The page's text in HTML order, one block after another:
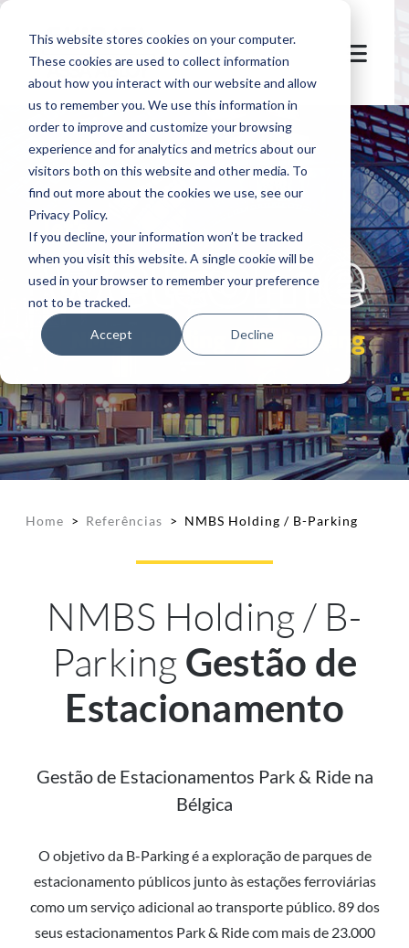
This website stores cookies on your computer.
These cookies are used to collect information
about how you interact with our website and allow
us to remember you. We use this information in
order to improve and customize your browsing
experience and for analytics and metrics about our
visitors both on this website and other media. To
find out more about the cookies we use, see our
Privacy Policy.
If you decline, your information won’t be tracked
when you visit this website. A single cookie will be
used in your browser to remember your preference
not to be tracked.
Accept Decline
let's
welcome
NMBS Holding / B-Parking
Home > Referências > NMBS Holding / B-Parking
NMBS Holding / B-
Parking Gestão de
Estacionamento
Gestão de Estacionamentos Park & Ride na
Bélgica
O objetivo da B-Parking é a exploração de parques de
estacionamento públicos junto às estações ferroviárias
como um serviço adicional ao transporte público. 89 dos
seus estacionamentos Park & Ride com mais de 23.000